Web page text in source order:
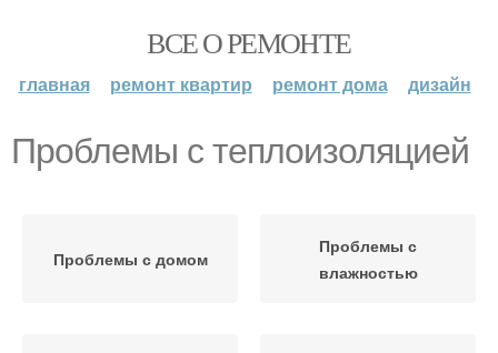
ВСЕ О РЕМОНТЕ
главная ремонт квартир ремонт дома дизайн
Проблемы с теплоизоляцией
Проблемы с домом
Проблемы с
влажностью